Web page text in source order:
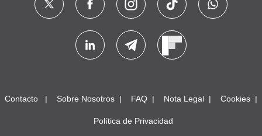
Contacto Sobre Nosotros FAQ Nota Legal Cookies
Política de Privacidad